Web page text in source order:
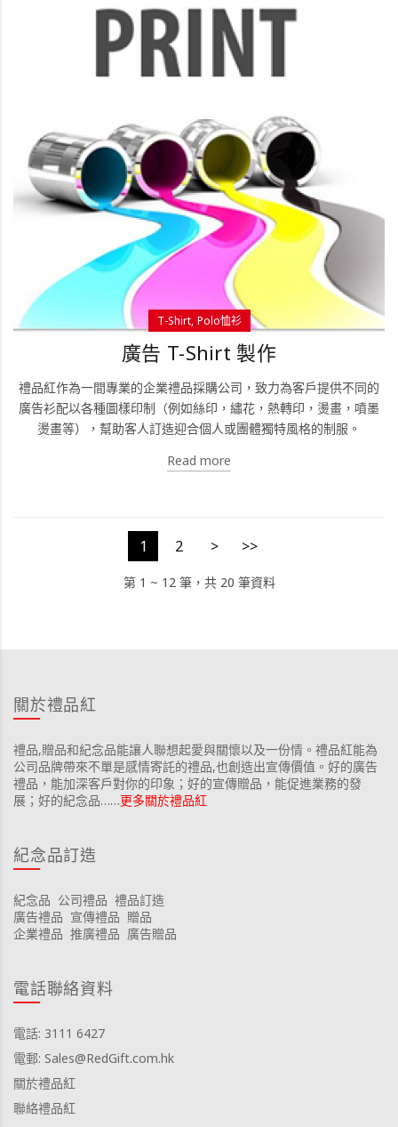
T-Shirt Polo恤衫
廣告 T-Shirt 製作
禮品紅作為一間專業的企業禮品採購公司，致力為客戶提供不同的
廣告衫配以各種圖樣印制（例如絲印，繡花，熱轉印，燙畫，噴墨
燙畫等），幫助客人訂造迎合個人或團體獨特風格的制服。
Read more
1 2 > >>
第 1 ~ 12 筆，共 20 筆資料
關於禮品紅
禮品,贈品和紀念品能讓人聯想起愛與關懷以及一份情。禮品紅能為
公司品牌帶來不單是感情寄託的禮品,也創造出宣傳價值。好的廣告
禮品，能加深客戶對你的印象；好的宣傳贈品，能促進業務的發
展；好的紀念品……更多關於禮品紅
紀念品訂造
紀念品 公司禮品 禮品訂造
廣告禮品 宣傳禮品 贈品
企業禮品 推廣禮品 廣告贈品
電話聯絡資料
電話: 3111 6427
電郵: Sales@RedGift.com.hk
關於禮品紅
聯絡禮品紅